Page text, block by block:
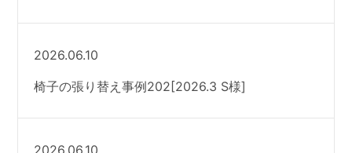
2026.06.10
椅子の張り替え事例202[2026.3 S様]
2026.06.10